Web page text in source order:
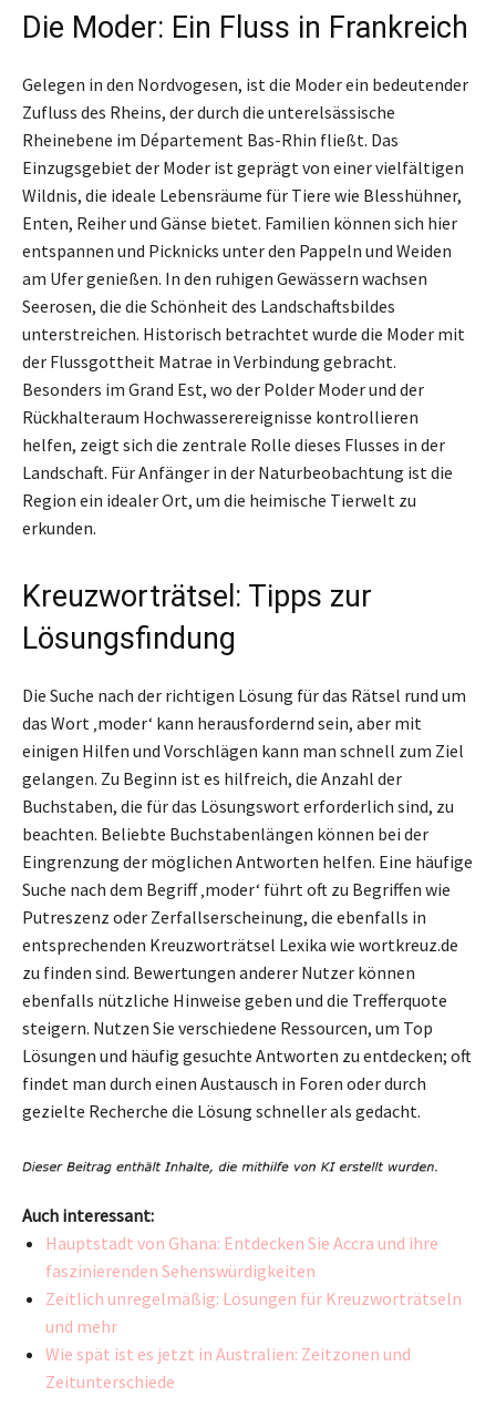
Die Moder: Ein Fluss in Frankreich
Gelegen in den Nordvogesen, ist die Moder ein bedeutender
Zufluss des Rheins, der durch die unterelsässische
Rheinebene im Département Bas-Rhin fließt. Das
Einzugsgebiet der Moder ist geprägt von einer vielfältigen
Wildnis, die ideale Lebensräume für Tiere wie Blesshühner,
Enten, Reiher und Gänse bietet. Familien können sich hier
entspannen und Picknicks unter den Pappeln und Weiden
am Ufer genießen. In den ruhigen Gewässern wachsen
Seerosen, die die Schönheit des Landschaftsbildes
unterstreichen. Historisch betrachtet wurde die Moder mit
der Flussgottheit Matrae in Verbindung gebracht.
Besonders im Grand Est, wo der Polder Moder und der
Rückhalteraum Hochwasserereignisse kontrollieren
helfen, zeigt sich die zentrale Rolle dieses Flusses in der
Landschaft. Für Anfänger in der Naturbeobachtung ist die
Region ein idealer Ort, um die heimische Tierwelt zu
erkunden.
Kreuzworträtsel: Tipps zur
Lösungsfindung
Die Suche nach der richtigen Lösung für das Rätsel rund um
das Wort ‚moder‘ kann herausfordernd sein, aber mit
einigen Hilfen und Vorschlägen kann man schnell zum Ziel
gelangen. Zu Beginn ist es hilfreich, die Anzahl der
Buchstaben, die für das Lösungswort erforderlich sind, zu
beachten. Beliebte Buchstabenlängen können bei der
Eingrenzung der möglichen Antworten helfen. Eine häufige
Suche nach dem Begriff ‚moder‘ führt oft zu Begriffen wie
Putreszenz oder Zerfallserscheinung, die ebenfalls in
entsprechenden Kreuzworträtsel Lexika wie wortkreuz.de
zu finden sind. Bewertungen anderer Nutzer können
ebenfalls nützliche Hinweise geben und die Trefferquote
steigern. Nutzen Sie verschiedene Ressourcen, um Top
Lösungen und häufig gesuchte Antworten zu entdecken; oft
findet man durch einen Austausch in Foren oder durch
gezielte Recherche die Lösung schneller als gedacht.
Auch interessant:
Hauptstadt von Ghana: Entdecken Sie Accra und ihre
faszinierenden Sehenswürdigkeiten
Zeitlich unregelmäßig: Lösungen für Kreuzworträtseln
und mehr
Wie spät ist es jetzt in Australien: Zeitzonen und
Zeitunterschiede